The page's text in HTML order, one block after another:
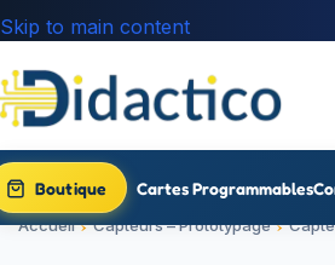
Skip to main content
Boutique Cartes Programmables
Accueil Capteurs – Prototypage